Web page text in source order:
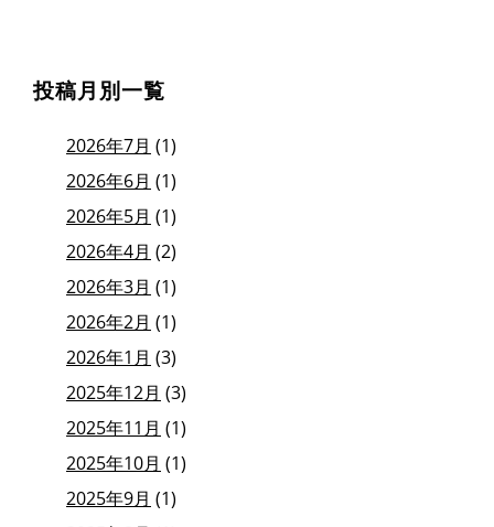
投稿月別一覧
2026年7月 (1)
2026年6月 (1)
2026年5月 (1)
2026年4月 (2)
2026年3月 (1)
2026年2月 (1)
2026年1月 (3)
2025年12月 (3)
2025年11月 (1)
2025年10月 (1)
2025年9月 (1)